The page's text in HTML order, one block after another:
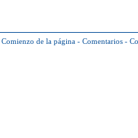
Comienzo de la página - Comentarios -